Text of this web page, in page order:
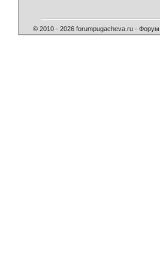
© 2010 - 2026 forumpugacheva.ru -